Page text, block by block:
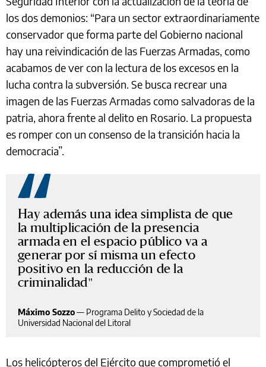
los dos demonios: “Para un sector extraordinariamente
conservador que forma parte del Gobierno nacional
hay una reivindicación de las Fuerzas Armadas, como
acabamos de ver con la lectura de los excesos en la
lucha contra la subversión. Se busca recrear una
imagen de las Fuerzas Armadas como salvadoras de la
patria, ahora frente al delito en Rosario. La propuesta
es romper con un consenso de la transición hacia la
democracia”.
Hay además una idea simplista de que
la multiplicación de la presencia
armada en el espacio público va a
generar por sí misma un efecto
positivo en la reducción de la
criminalidad
Máximo Sozzo— Programa Delito y Sociedad de la
Universidad Nacional del Litoral
Los helicópteros del Ejército que comprometió el